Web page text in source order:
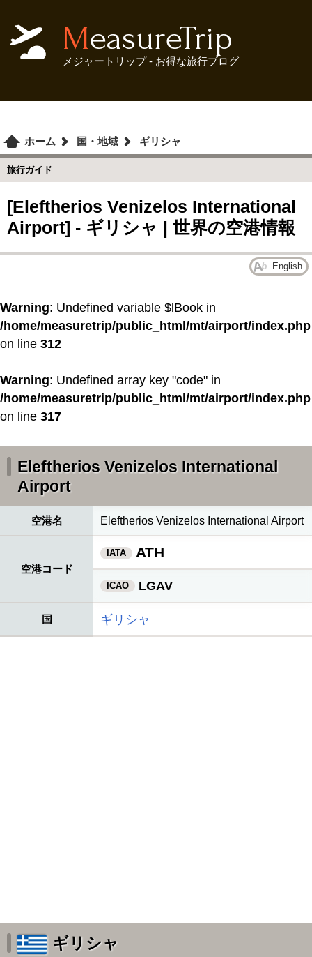
MeasureTrip
メジャートリップ - お得な旅行ブログ
ホーム 国・地域 ギリシャ
旅行ガイド
[Eleftherios Venizelos International
Airport] - ギリシャ | 世界の空港情報
English
Warning: Undefined variable $lBook in
/home/measuretrip/public_html/mt/airport/index.php
on line 312
Warning: Undefined array key "code" in
/home/measuretrip/public_html/mt/airport/index.php
on line 317
Eleftherios Venizelos International
Airport
空港名 Eleftherios Venizelos International Airport
空港コード
IATA ATH
ICAO LGAV
国 ギリシャ
ギリシャ